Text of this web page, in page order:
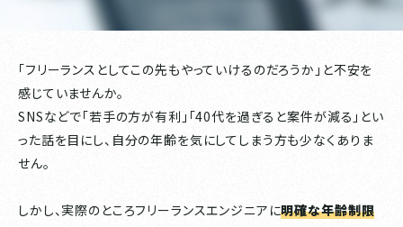
「フリーランスとしてこの先もやっていけるのだろうか」と不安を
感じていませんか。
SNSなどで「若手の方が有利」「40代を過ぎると案件が減る」とい
った話を目にし、自分の年齢を気にしてしまう方も少なくありま
せん。
しかし、実際のところフリーランスエンジニアに明確な年齢制限